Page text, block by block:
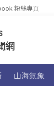
粉絲專頁
網
山海氣象